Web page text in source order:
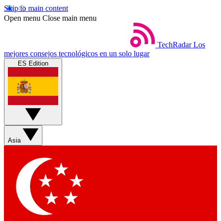
Skip to main content
Open menu Close main menu
TechRadar Los
mejores consejos tecnológicos en un solo lugar
ES Edition
Asia